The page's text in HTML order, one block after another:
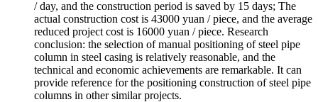
/ day, and the construction period is saved by 15 days; The
actual construction cost is 43000 yuan / piece, and the average
reduced project cost is 16000 yuan / piece. Research
conclusion: the selection of manual positioning of steel pipe
column in steel casing is relatively reasonable, and the
technical and economic achievements are remarkable. It can
provide reference for the positioning construction of steel pipe
columns in other similar projects.